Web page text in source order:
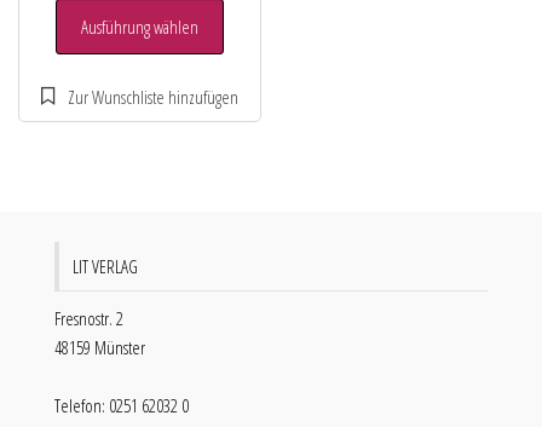
Ausführung wählen
LIT VERLAG
Fresnostr. 2
48159 Münster
Telefon: 0251 62032 0